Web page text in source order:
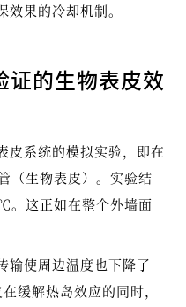
果的冷却机制。
证的生物表皮效
皮系统的模拟实验，即在
（生物表皮）。实验结
。这正如在整个外墙面
输使周边温度也下降了
缓解热岛效应的同时，